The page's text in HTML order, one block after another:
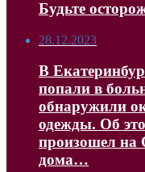
Будьте
28.12.2023
В
попали в
обнаружили
одежды. Об
произошел на
дома…